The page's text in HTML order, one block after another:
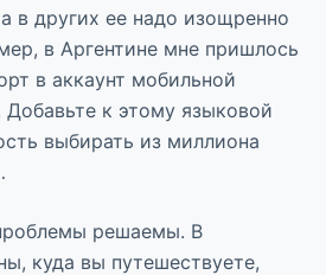
в других ее надо изощренно
в Аргентине мне пришлось
в аккаунт мобильной
к этому языковой
выбирать из миллиона
решаемы. В
куда вы путешествуете,